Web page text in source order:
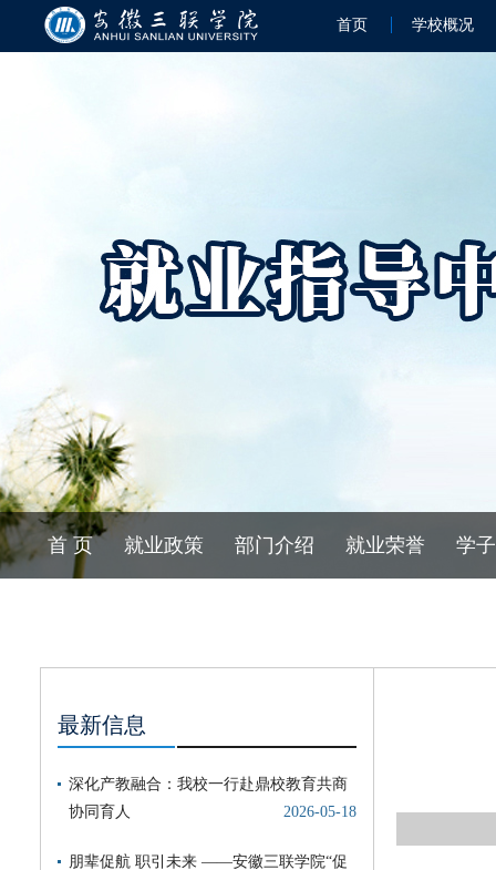
首页 学校概况
首 页 就业政策 部门介绍 就业荣誉 学
最新信息